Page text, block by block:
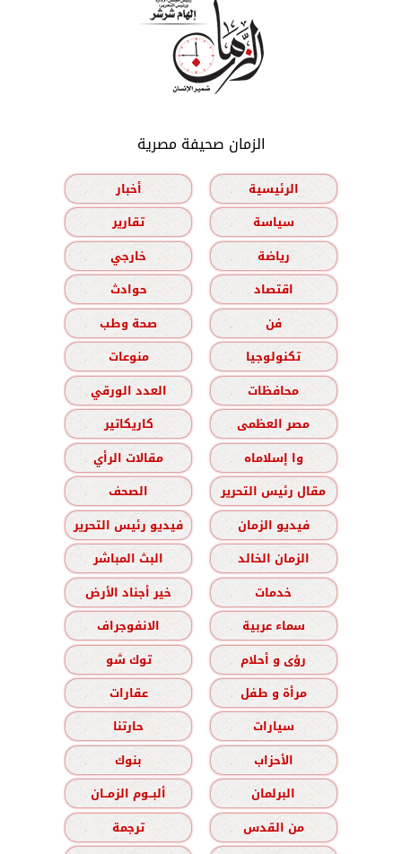
الزمان صحيفة مصرية
الرئيسية
أخبار
سياسة
تقارير
رياضة
خارجي
اقتصاد
حوادث
فن
صحة وطب
تكنولوجيا
منوعات
محافظات
العدد الورقي
مصر العظمى
كاريكاتير
وا إسلاماه
مقالات الرأي
مقال رئيس التحرير
الصحف
فيديو الزمان
فيديو رئيس التحرير
الزمان الخالد
البث المباشر
خدمات
خير أجناد الأرض
سماء عربية
الانفوجراف
رؤى و أحلام
توك شو
مرأة و طفل
عقارات
سيارات
حارتنا
الأحزاب
بنوك
البرلمان
ألبــوم الزمــان
من القدس
ترجمة